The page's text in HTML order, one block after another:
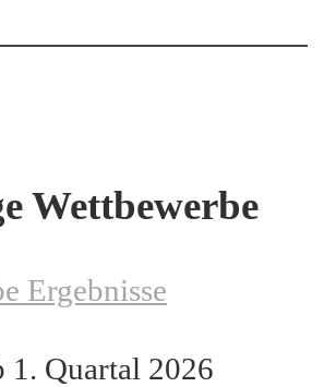
Wettbewerbe
Ergebnisse
1. Quartal 2026